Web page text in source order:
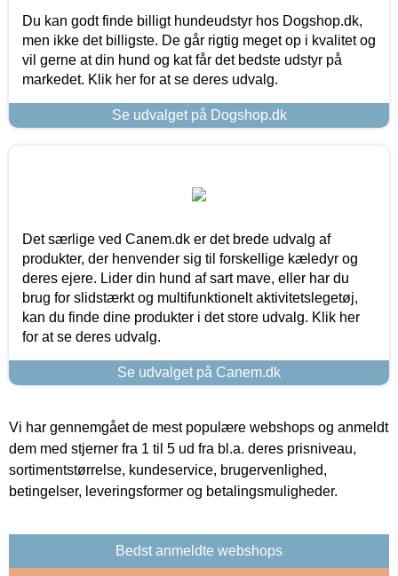
Du kan godt finde billigt hundeudstyr hos Dogshop.dk,
men ikke det billigste. De går rigtig meget op i kvalitet og
vil gerne at din hund og kat får det bedste udstyr på
markedet. Klik her for at se deres udvalg.
Se udvalget på Dogshop.dk
Det særlige ved Canem.dk er det brede udvalg af
produkter, der henvender sig til forskellige kæledyr og
deres ejere. Lider din hund af sart mave, eller har du
brug for slidstærkt og multifunktionelt aktivitetslegetøj,
kan du finde dine produkter i det store udvalg. Klik her
for at se deres udvalg.
Se udvalget på Canem.dk
Vi har gennemgået de mest populære webshops og anmeldt
dem med stjerner fra 1 til 5 ud fra bl.a. deres prisniveau,
sortimentstørrelse, kundeservice, brugervenlighed,
betingelser, leveringsformer og betalingsmuligheder.
Bedst anmeldte webshops